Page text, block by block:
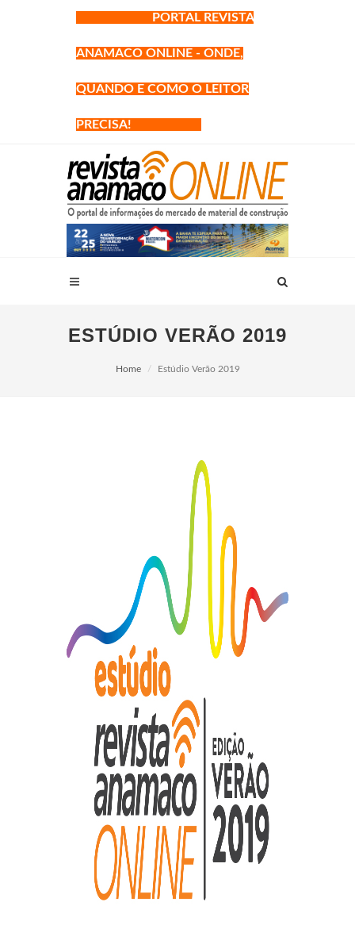
PORTAL REVISTA
ANAMACO ONLINE - ONDE,
QUANDO E COMO O LEITOR
PRECISA!
ESTÚDIO VERÃO 2019
Home Estúdio Verão 2019